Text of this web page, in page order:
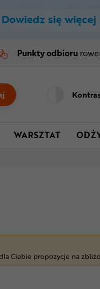
Dowiedz się więcej
Punkty odbioru
WARSZTAT
Ciebie propozycje na